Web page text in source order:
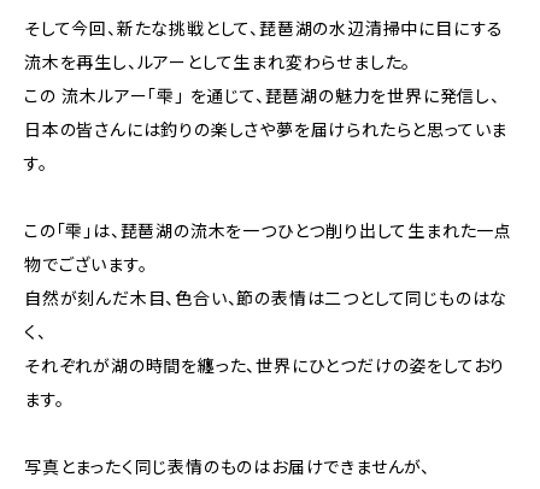
そして今回、新たな挑戦として、琵琶湖の水辺清掃中に目にする
流木を再生し、ルアーとして生まれ変わらせました。
この 流木ルアー「雫」 を通じて、琵琶湖の魅力を世界に発信し、
日本の皆さんには釣りの楽しさや夢を届けられたらと思っていま
す。
この「雫」は、琵琶湖の流木を一つひとつ削り出して生まれた一点
物でございます。
自然が刻んだ木目、色合い、節の表情は二つとして同じものはな
く、
それぞれが湖の時間を纏った、世界にひとつだけの姿をしており
ます。
写真とまったく同じ表情のものはお届けできませんが、